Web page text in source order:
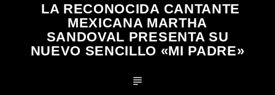
LA RECONOCIDA CANTANTE
MEXICANA MARTHA
SANDOVAL PRESENTA SU
NUEVO SENCILLO «MI PADRE»